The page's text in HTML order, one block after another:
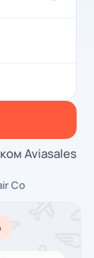
Aviasales
Co